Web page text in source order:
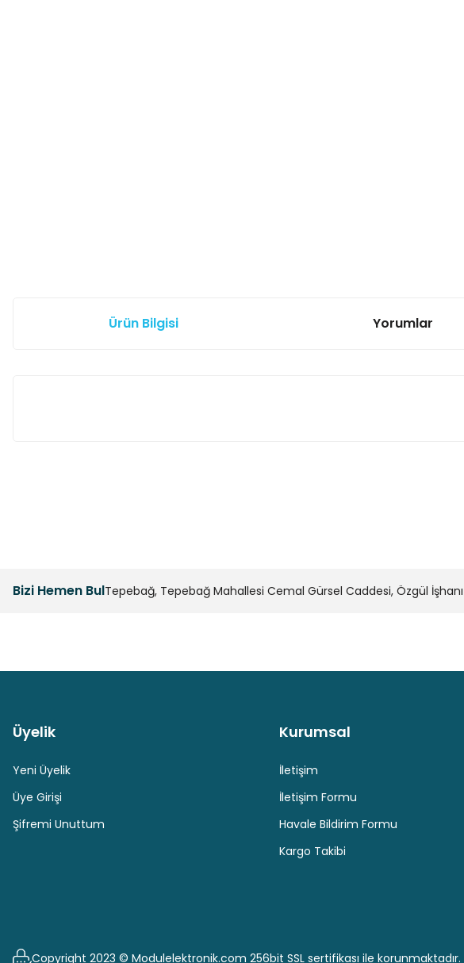
Ürün Bilgisi Yorumlar
Ürün bilgilerinde hatalar bulunuyor.
Bizi Hemen BulTepebağ, Tepebağ Mahallesi Cemal Gürsel Caddesi, Özgül
Güvenli Ödeme
Üyelik
Yeni Üyelik
Üye Girişi
Şifremi Unuttum
Kurumsal
İletişim
İletişim Formu
Havale Bildirim Formu
Kargo Takibi
Copyright 2023 © Modulelektronik.com 256bit SSL sertifikası ile korunmaktadır.